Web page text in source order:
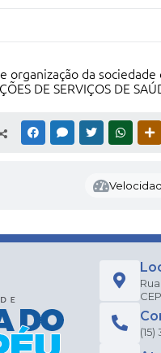
organização da sociedade
DE SERVIÇOS DE
FACEBOOKMESSENGER
TWITTER
(15)